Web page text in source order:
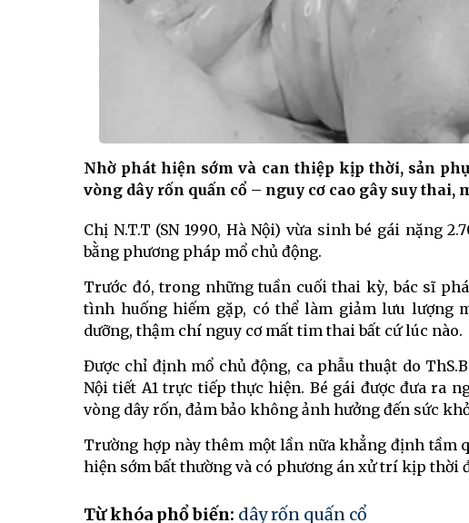
Nhờ phát hiện sớm và can thiệp kịp thời, sản
vòng dây rốn quấn cổ – nguy cơ cao gây suy thai,
Chị N.T.T (SN 1990, Hà Nội) vừa sinh bé gái nặng
bằng phương pháp mổ chủ động.
Trước đó, trong những tuần cuối thai kỳ, bác sĩ
tình huống hiếm gặp, có thể làm giảm lưu lượng
dưỡng, thậm chí nguy cơ mất tim thai bất cứ lúc nào.
Được chỉ định mổ chủ động, ca phẫu thuật do
Nội tiết A1 trực tiếp thực hiện. Bé gái được đưa ra
vòng dây rốn, đảm bảo không ảnh hưởng đến sức
Trường hợp này thêm một lần nữa khẳng định tầm
hiện sớm bất thường và có phương án xử trí kịp thời
Từ khóa phổ biến: dây rốn quấn cổ